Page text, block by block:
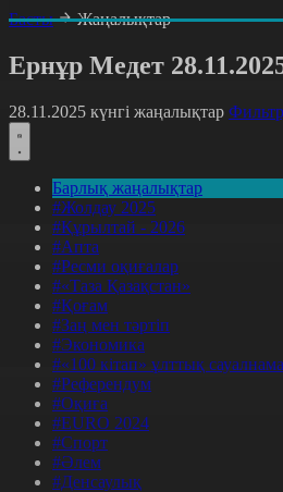
Басты
Жаңалықтар
Ернұр Медет
28.11.2025 күнгі жаңалықтар
Барлық жаңалықтар
#Жолдау 2025
#Құрылтай - 2026
#Апта
#Ресми оқиғалар
#«Таза Қазақстан»
#Қоғам
#Заң мен тәртіп
#Экономика
#«100 кітап» ұлттық
#Референдум
#Оқиға
#EURO 2024
#Спорт
#Әлем
#Денсаулық